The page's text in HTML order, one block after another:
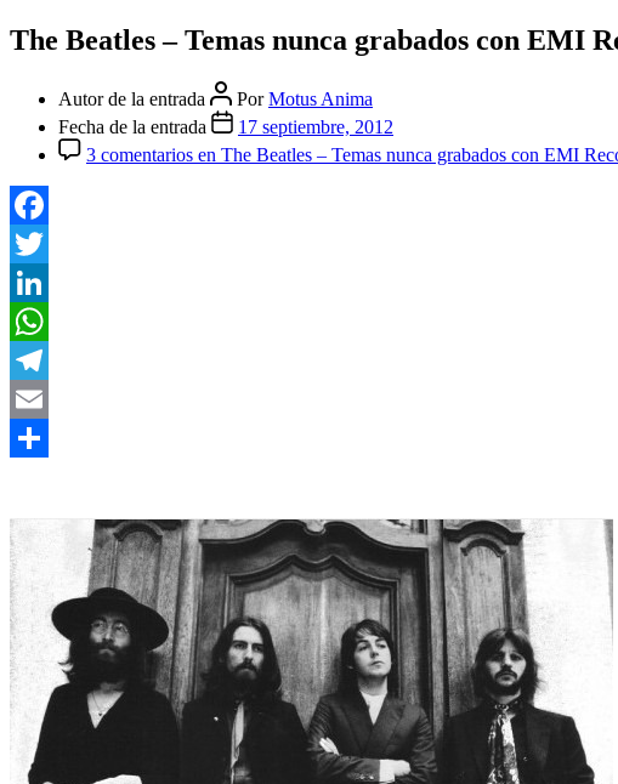
The Beatles – Temas nunca grabados con EMI
Autor de la entrada PorMotus Anima
Fecha de la entrada
17 septiembre, 2012
3 comentarios en The Beatles – Temas nunca grabados con EMI
Facebook
Twitter
LinkedIn
WhatsApp
Telegram
Email